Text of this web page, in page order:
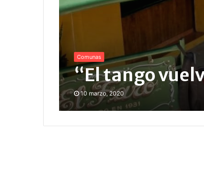
Comunas
“El tango
10 marzo, 2020